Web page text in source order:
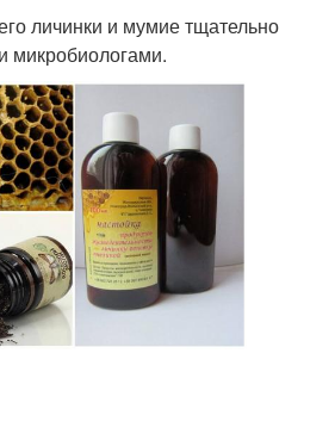
личинки и мумие тщательно
микробиологами.